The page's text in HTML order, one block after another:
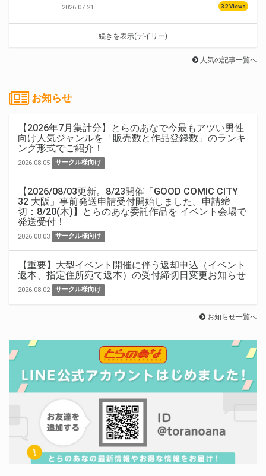
2026.07.21 32 Views
続きを表示(デイリー)
人気の記事一覧へ
お知らせ
【2026年7月集計分】とらのあなで今最もアツい男性
向け人気ジャンルを「販売数と作品登録数」のランキ
ング形式でご紹介！
2026.08.05 サークル様向け
【2026/08/03更新。8/23開催「GOOD COMIC CITY
32 大阪」事前発送申請受付開始しました。申請締
切：8/20(木)】とらのあな委託作品を イベント会場で
発送受付！
2026.08.03 サークル様向け
【重要】大型イベント開催に伴う返却申込（イベント
返本、指定住所宛て返本）の受付締切日変更お知らせ
2026.08.02 サークル様向け
お知らせ一覧へ